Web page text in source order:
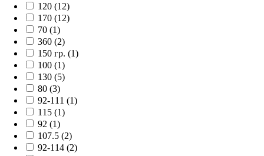
120 (12)
170 (12)
70 (1)
360 (2)
150 гр. (1)
100 (1)
130 (5)
80 (3)
92-111 (1)
115 (1)
92 (1)
107.5 (2)
92-114 (2)